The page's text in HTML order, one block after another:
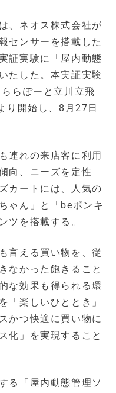
、ネオス株式会社が
センサーを搭載した
証実験に「屋内動態
たした。本実証実験
らぽーと立川立飛
り開始し、8月27日
連れの来店客に利用
向、ニーズを定性
カートには、人気の
ゃん」と「beポンキ
ツを搭載する。
言える買い物を、従
なかった飽きること
な効果も得られる環
「楽しいひととき」
かつ快適に買い物に
化」を実現すること
る「屋内動態管理ソ